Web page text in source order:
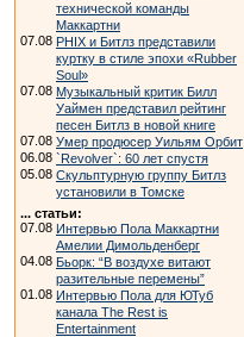
технической команды
Маккартни
07.08 PHIX и Битлз представили
куртку в стиле эпохи «Rubber
Soul»
07.08 Музыкальный критик Билл
Уаймен представил рейтинг
песен Битлз в новой книге
07.08 Умер продюсер Уильям Орбит
06.08 `Revolver`: 60 лет спустя
05.08 Скульптурную группу Битлз
установили в Томске
... статьи:
07.08 Интервью Пола Маккартни
Амелии Димольденберг
04.08 Бьорк: “В воздухе витают
разительные перемены”
01.08 Интервью Пола для ЮТуб
канала The Rest is
Entertainment